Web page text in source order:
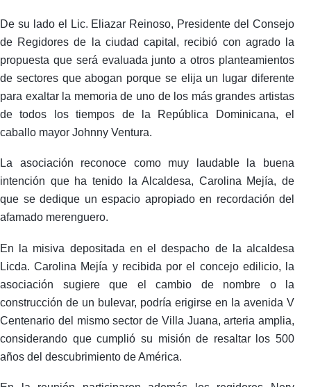
De su lado el Lic. Eliazar Reinoso, Presidente del Consejo
de Regidores de la ciudad capital, recibió con agrado la
propuesta que será evaluada junto a otros planteamientos
de sectores que abogan porque se elija un lugar diferente
para exaltar la memoria de uno de los más grandes artistas
de todos los tiempos de la República Dominicana, el
caballo mayor Johnny Ventura.
La asociación reconoce como muy laudable la buena
intención que ha tenido la Alcaldesa, Carolina Mejía, de
que se dedique un espacio apropiado en recordación del
afamado merenguero.
En la misiva depositada en el despacho de la alcaldesa
Licda. Carolina Mejía y recibida por el concejo edilicio, la
asociación sugiere que el cambio de nombre o la
construcción de un bulevar, podría erigirse en la avenida V
Centenario del mismo sector de Villa Juana, arteria amplia,
considerando que cumplió su misión de resaltar los 500
años del descubrimiento de América.